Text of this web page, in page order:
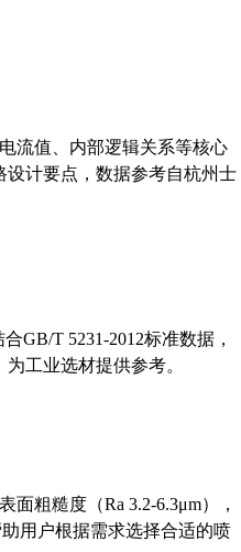
流值、内部逻辑关系等核心
计要点，数据参考自杭州士
GB/T 5231-2012标准数据，
工业选材提供参考。
粗糙度（Ra 3.2-6.3μm），
用户根据需求选择合适的喷